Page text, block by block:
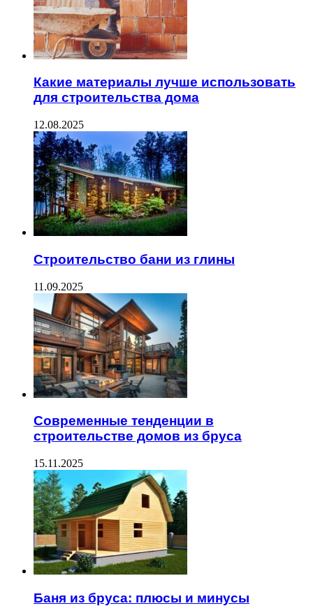
Какие материалы лучше использовать
для строительства дома
12.08.2025
Строительство бани из глины
11.09.2025
Современные тенденции в
строительстве домов из бруса
15.11.2025
Баня из бруса: плюсы и минусы